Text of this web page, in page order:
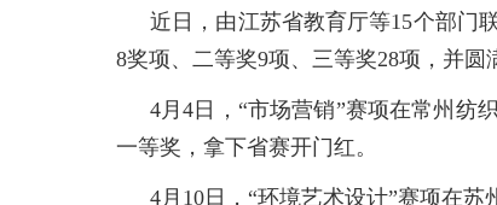
近日，由江苏省教育厅等15个部门
8奖项、二等奖9项、三等奖28项，并圆
4月4日， “市场营销”赛项在常州纺
一等奖，拿下省赛开门红。
4月 10 日， “环境艺术设计”赛项在